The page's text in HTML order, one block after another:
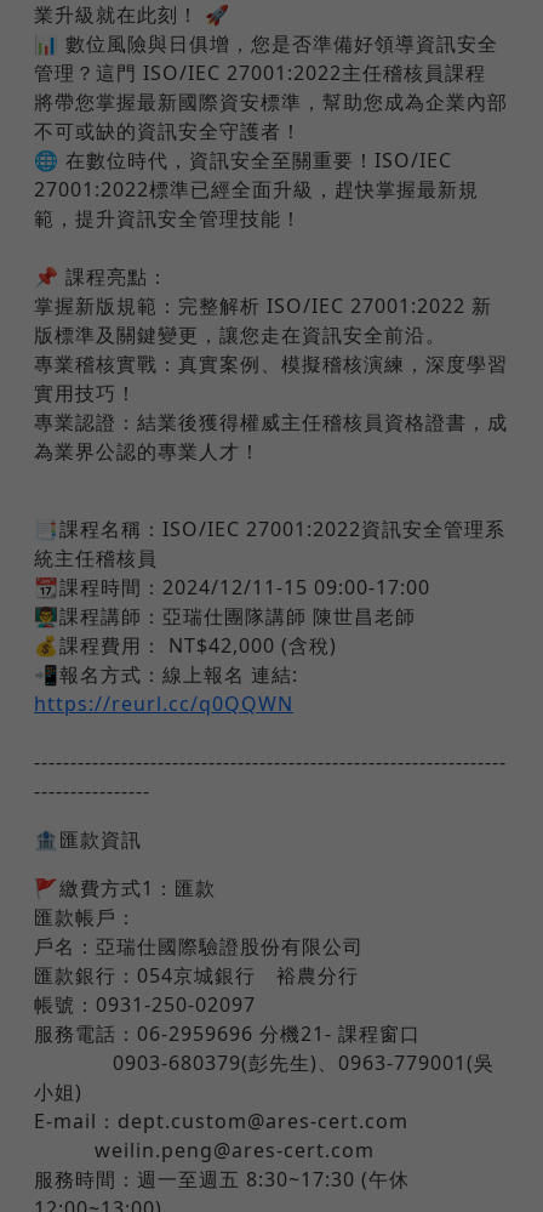
業升級就在此刻！ 🚀
📊 數位風險與日俱增，您是否準備好領導資訊安全
管理？這門 ISO/IEC 27001:2022主任稽核員課程
將帶您掌握最新國際資安標準，幫助您成為企業內部
不可或缺的資訊安全守護者！
🌐 在數位時代，資訊安全至關重要！ISO/IEC
27001:2022標準已經全面升級，趕快掌握最新規
範，提升資訊安全管理技能！
📌 課程亮點：
掌握新版規範：完整解析 ISO/IEC 27001:2022 新
版標準及關鍵變更，讓您走在資訊安全前沿。
專業稽核實戰：真實案例、模擬稽核演練，深度學習
實用技巧！
專業認證：結業後獲得權威主任稽核員資格證書，成
為業界公認的專業人才！
📑課程名稱：ISO/IEC 27001:2022資訊安全管理系
統主任稽核員
📆課程時間：2024/12/11-15 09:00-17:00
👨‍🏫課程講師：亞瑞仕團隊講師 陳世昌老師
💰課程費用： NT$42,000 (含稅)
📲報名方式：線上報名 連結:
https://reurl.cc/q0QQWN
-----------------------------------------------------------------
----------------
🏦匯款資訊
🚩繳費方式1：匯款
匯款帳戶：
戶名：亞瑞仕國際驗證股份有限公司
匯款銀行：054京城銀行 裕農分行
帳號：0931-250-02097
服務電話：06-2959696 分機21- 課程窗口
0903-680379(彭先生)、0963-779001(吳
小姐)
E-mail：dept.custom@ares-cert.com
weilin.peng@ares-cert.com
服務時間：週一至週五 8:30~17:30 (午休